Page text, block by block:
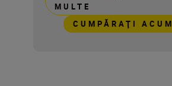
MULTE
CUMPĂRAŢI ACUM